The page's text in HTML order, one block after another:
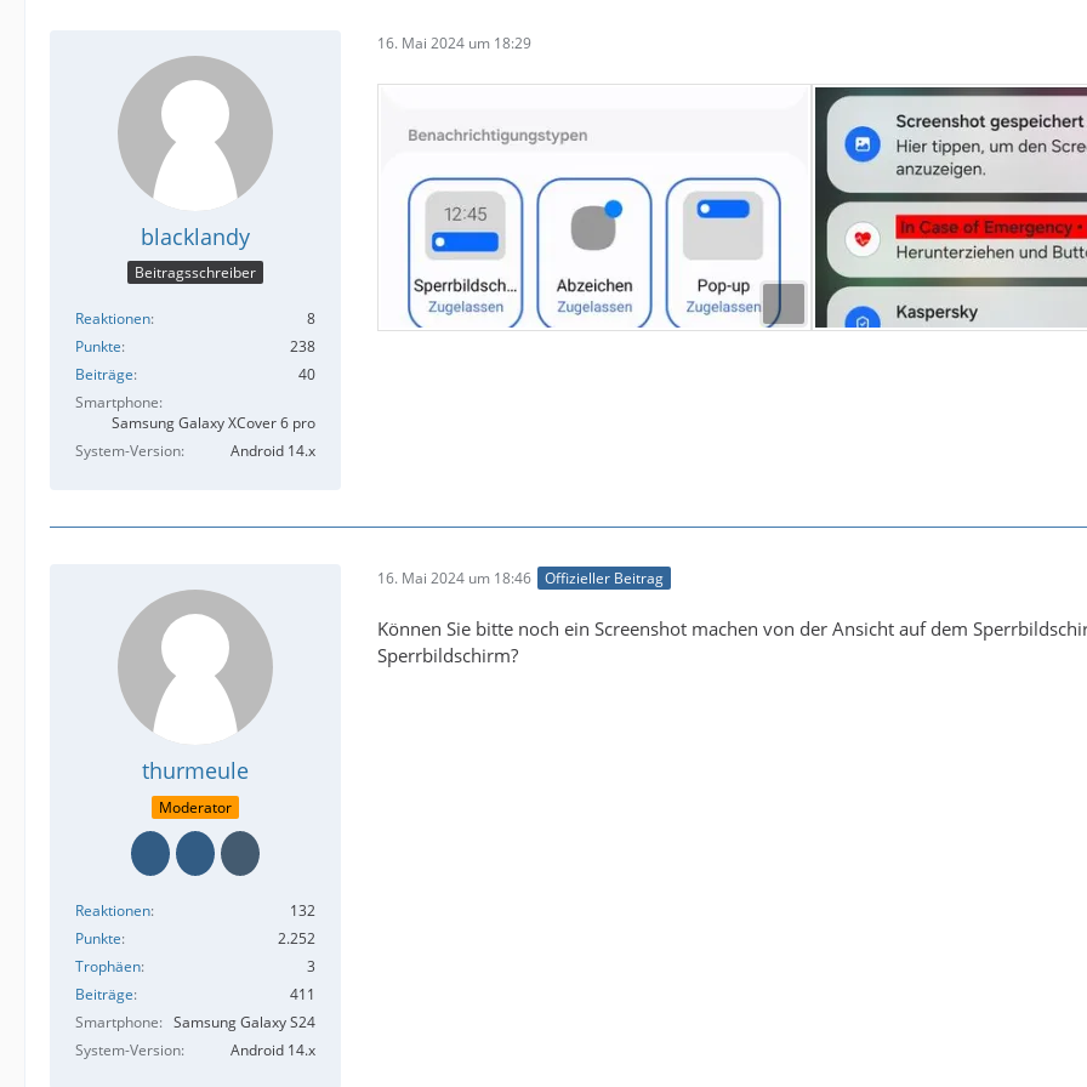
blacklandy
Beitragsschreiber
Reaktionen
8
Punkte
238
Beiträge
40
Smartphone
Samsung Galaxy XCover 6 pro
System-Version
Android 14.x
16. Mai 2024 um 18:29
thurmeule
Moderator
Reaktionen
132
Punkte
2.252
Trophäen
3
Beiträge
411
Smartphone
Samsung Galaxy S24
System-Version
Android 14.x
16. Mai 2024 um 18:46 Offizieller Beitrag
Können Sie bitte noch ein Screenshot machen von der Ansicht auf dem
Sperrbildschirm?